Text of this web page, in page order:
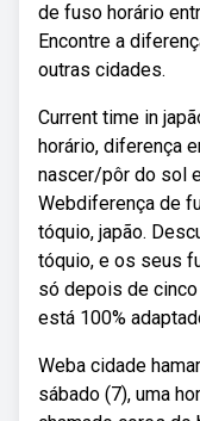
de fuso horário
Encontre a
outras cidades.
Current time in
horário, diferença
nascer/pôr do sol
Webdiferença de
tóquio, japão.
tóquio, e os seus
só depois de
está 100%
Weba cidade
sábado (7), uma